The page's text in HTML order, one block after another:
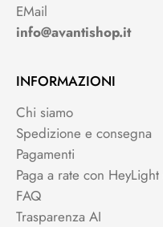
EMail
info@avantishop.it
INFORMAZIONI
Chi siamo
Spedizione e consegna
Pagamenti
Paga a rate con
FAQ
Trasparenza AI